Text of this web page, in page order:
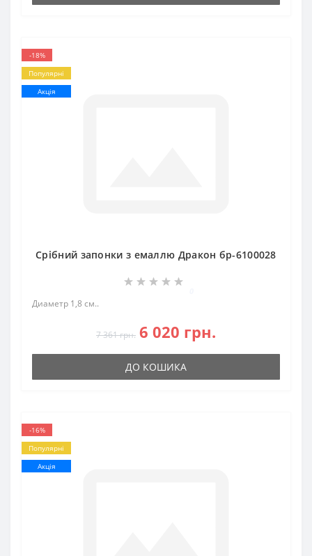
-18%
Популярні
Акція
Срібний запонки з емаллю Дракон бр-6100028
Диаметр 1,8 см..
7 361 грн. 6 020 грн.
ДО КОШИКА
-16%
Популярні
Акція